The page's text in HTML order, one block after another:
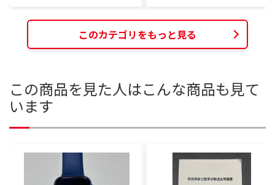
このカテゴリをもっと見る
この商品を見た人はこんな商品も見て
います